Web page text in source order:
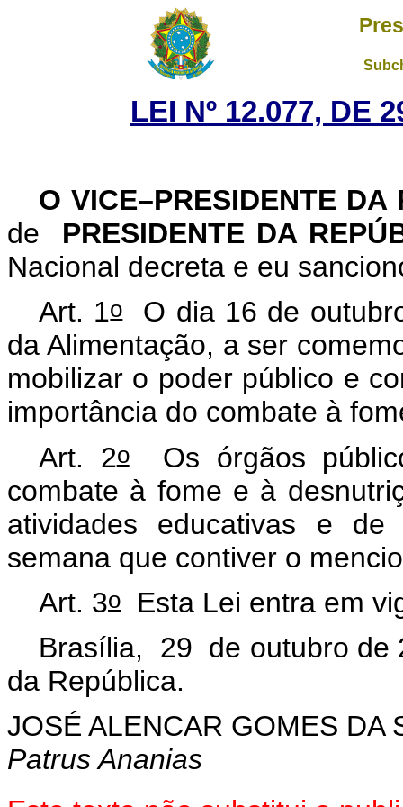
LEI Nº 12.077, DE
O VICE–PRESIDENTE
de PRESIDENTE DA
Nacional decreta e eu
Art. 1oO dia 16 de
da Alimentação, a ser
mobilizar o poder público e
importância do combate à
Art. 2oOs órgãos
combate à fome e à
atividades educativas e
semana que contiver o
Art. 3o Esta Lei entra em
Brasília, 29 de outubro de
da República.
JOSÉ ALENCAR GOMES DA
Patrus Ananias